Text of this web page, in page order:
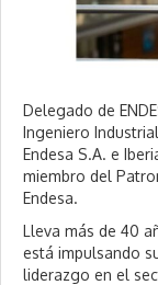
Delegado de
Ingeniero
Endesa S.A. e
miembro del
Endesa.
Lleva más de 40
está impulsando
liderazgo en el